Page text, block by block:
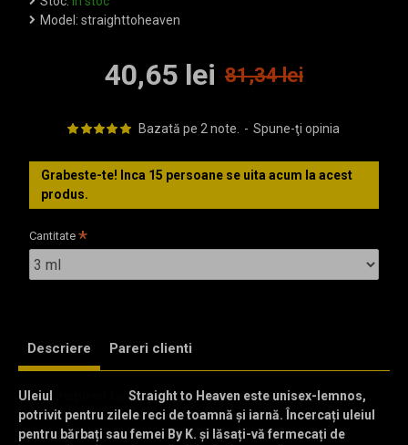
Model: straighttoheaven
Bazată pe 2 note. - Spune-ţi opinia
Grabeste-te! Inca 15 persoane se uita acum la acest
produs.
40,65 lei 81,34 lei
Cantitate
Descriere Pareri clienti
Uleiul
Straight to Heaven este unisex-lemnos,
potrivit pentru zilele reci de toamnă și iarnă. Încercați uleiul
pentru bărbați sau femei By K. și lăsați-vă fermecați de